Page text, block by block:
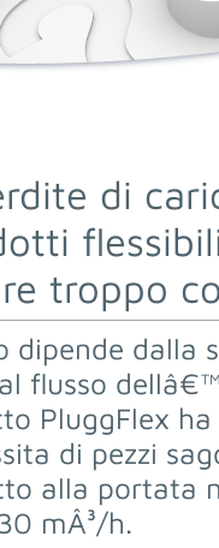
di
troppo
dipende dalla
flusso
PluggFlex
di pezzi
alla portata
mÂ³/h.